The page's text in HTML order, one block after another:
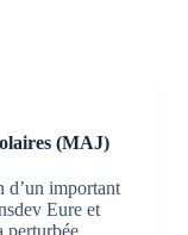
(MAJ)
d’un important
Eure et